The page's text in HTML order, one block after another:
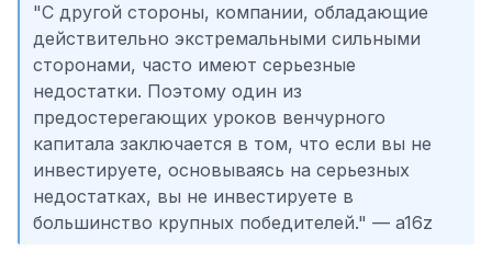
"С другой стороны, компании, обладающие
действительно экстремальными сильными
сторонами, часто имеют серьезные
недостатки. Поэтому один из
предостерегающих уроков венчурного
капитала заключается в том, что если вы не
инвестируете, основываясь на серьезных
недостатках, вы не инвестируете в
большинство крупных победителей." — a16z